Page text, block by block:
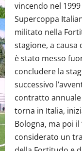
vincendo nel
Supercoppa
militato nella
stagione, a causa
è stato messo
concludere la
successivo
contratto annuale
torna in Italia,
Bologna, ma poi il
considerato un